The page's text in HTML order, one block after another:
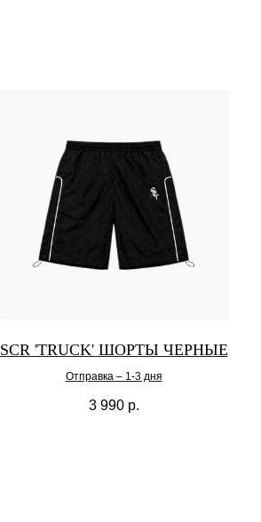
SCR 'TRUCK' ШОРТЫ ЧЕРНЫЕ
Отправка – 1-3 дня
3 990 р.